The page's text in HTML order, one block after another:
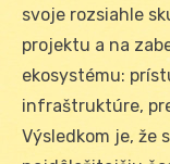
svoje rozsiahle
projektu a na
ekosystému:
infraštruktúre,
Výsledkom je, že